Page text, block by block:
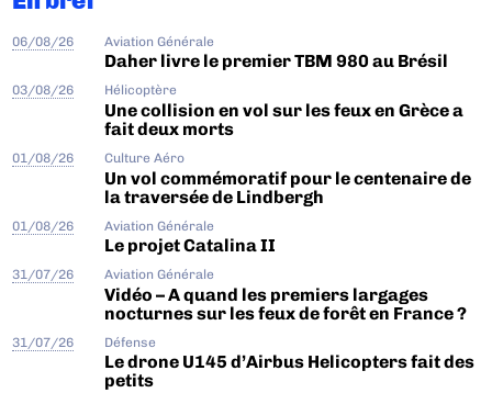
06/08/26 Aviation Générale
Daher livre le premier TBM 980 au Brésil
03/08/26 Hélicoptère
Une collision en vol sur les feux en Grèce a
fait deux morts
01/08/26 Culture Aéro
Un vol commémoratif pour le centenaire de
la traversée de Lindbergh
01/08/26 Aviation Générale
Le projet Catalina II
31/07/26 Aviation Générale
Vidéo – A quand les premiers largages
nocturnes sur les feux de forêt en France ?
31/07/26 Défense
Le drone U145 d’Airbus Helicopters fait des
petits